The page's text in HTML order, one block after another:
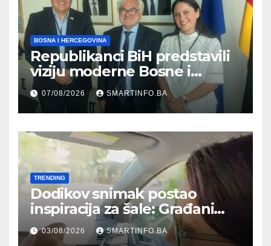
BOSNA I HERCEGOVINA
Republikanci BiH predstavili
viziju moderne Bosne i
Hercegovine ambasadoru
Njemačke
07/08/2026 SMARTINFO.BA
TRENDING
Dodikov snimak postao
inspiracija za šale: Građani
kroz parodiju poslali poruku
03/08/2026 SMARTINFO.BA